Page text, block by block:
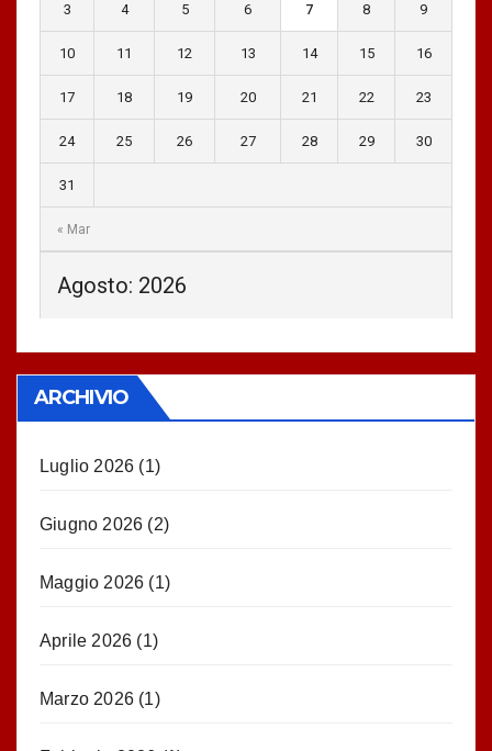
Agosto: 2026
« Mar
3 4 5 6 7 8 9
10 11 12 13 14 15 16
17 18 19 20 21 22 23
24 25 26 27 28 29 30
31
ARCHIVIO
Luglio 2026 (1)
Giugno 2026 (2)
Maggio 2026 (1)
Aprile 2026 (1)
Marzo 2026 (1)